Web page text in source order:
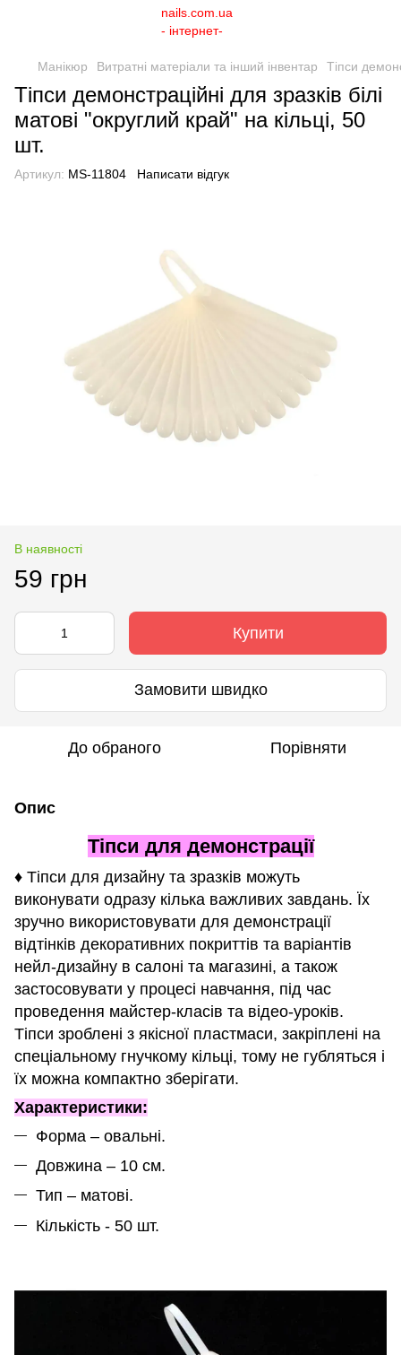
Манікюр Витратні матеріали та інший інвентар Тіпси
Тіпси демонстраційні для зразків білі
матові "округлий край" на кільці, 50
шт.
Артикул: MS-11804 Написати відгук
В наявності
59 грн
Купити
Замовити швидко
До обраного Порівняти
Опис
Тіпси для демонстрації
♦ Тіпси для дизайну та зразків можуть
виконувати одразу кілька важливих завдань. Їх
зручно використовувати для демонстрації
відтінків декоративних покриттів та варіантів
нейл-дизайну в салоні та магазині, а також
застосовувати у процесі навчання, під час
проведення майстер-класів та відео-уроків.
Тіпси зроблені з якісної пластмаси, закріплені на
спеціальному гнучкому кільці, тому не губляться і
їх можна компактно зберігати.
Характеристики:
Форма – овальні.
Довжина – 10 см.
Тип – матові.
Кількість - 50 шт.